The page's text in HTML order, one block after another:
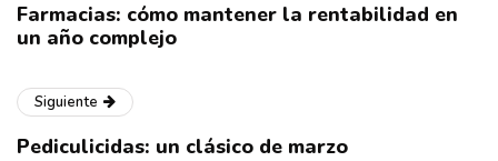
Farmacias: cómo mantener la rentabilidad en
un año complejo
Siguiente
Pediculicidas: un clásico de marzo